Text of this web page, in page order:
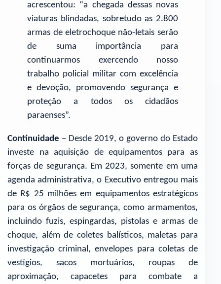
acrescentou: “a chegada dessas novas
viaturas blindadas, sobretudo as 2.800
armas de eletrochoque não-letais serão
de suma importância para
continuarmos exercendo nosso
trabalho policial militar com excelência
e devoção, promovendo segurança e
proteção a todos os cidadãos
paraenses”.
Continuidade – Desde 2019, o governo do Estado
investe na aquisição de equipamentos para as
forças de segurança. Em 2023, somente em uma
agenda administrativa, o Executivo entregou mais
de R$ 25 milhões em equipamentos estratégicos
para os órgãos de segurança, como armamentos,
incluindo fuzis, espingardas, pistolas e armas de
choque, além de coletes balísticos, maletas para
investigação criminal, envelopes para coletas de
vestígios, sacos mortuários, roupas de
aproximação, capacetes para combate a